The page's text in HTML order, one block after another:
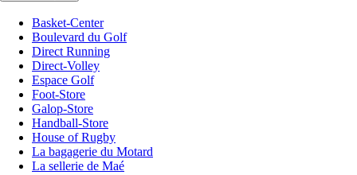
Basket-Center
Boulevard du Golf
Direct Running
Direct-Volley
Espace Golf
Foot-Store
Galop-Store
Handball-Store
House of Rugby
La bagagerie du Motard
La sellerie de Maé